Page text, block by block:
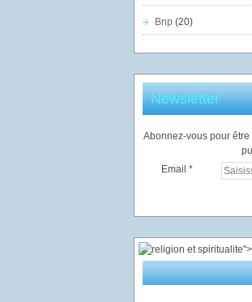
Bnp (20)
Newsletter
Abonnez-vous pour
Email
">